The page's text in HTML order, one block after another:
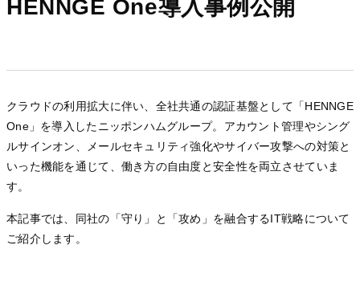
HENNGE One導入事例公開
クラウドの利用拡大に伴い、全社共通の認証基盤として「HENNGE
One」を導入したニッポンハムグループ。アカウント管理やシング
ルサインオン、メールセキュリティ強化やサイバー攻撃への対策と
いった機能を通じて、働き方の自由度と安全性を両立させていま
す。
本記事では、同社の「守り」と「攻め」を融合するIT戦略について
ご紹介します。